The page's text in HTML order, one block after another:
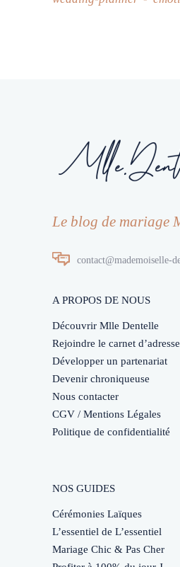
Le blog de mariage
contact@mademoiselle-
A PROPOS DE NOUS
Découvrir Mlle Dentelle
Rejoindre le carnet
Développer un partenariat
Devenir chroniqueuse
Nous contacter
CGV / Mentions Légales
Politique de confidentialité
NOS GUIDES
Cérémonies Laïques
L’essentiel de L’essentiel
Mariage Chic & Pas Cher